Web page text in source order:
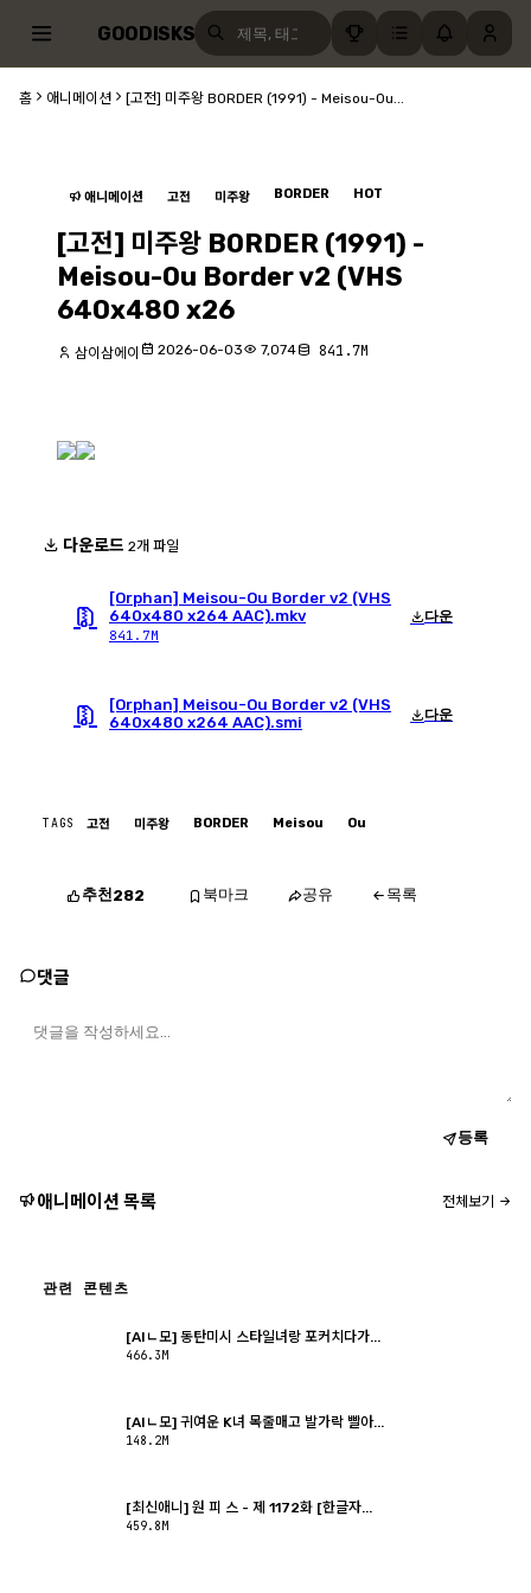
GOODISKS
홈 애니메이션 [고전] 미주왕 BORDER (1991) - Meisou-Ou...
애니메이션 고전 미주왕 BORDER HOT
[고전] 미주왕 BORDER (1991) -
Meisou-Ou Border v2 (VHS
640x480 x26
삼이삼에이 2026-06-03 7,074 841.7M
다운로드 2개 파일
[Orphan] Meisou-Ou Border v2 (VHS
640x480 x264 AAC).mkv
841.7M
다운
[Orphan] Meisou-Ou Border v2 (VHS
640x480 x264 AAC).smi
다운
TAGS 고전 미주왕 BORDER Meisou Ou
추천282 북마크 공유 목록
댓글
등록
애니메이션 목록 전체보기
관련 콘텐츠
[AIㄴ모] 동탄미시 스타일녀랑 포커치다가...
466.3M
[AIㄴ모] 귀여운 K녀 목줄매고 발가락 빨아...
148.2M
[최신애니] 원 피 스 - 제 1172화 [한글자...
459.8M